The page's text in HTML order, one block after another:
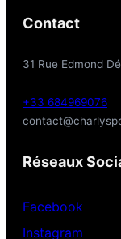
Contact
31 Rue Edmond
+33 684969076
Réseaux
Facebook
Instagram